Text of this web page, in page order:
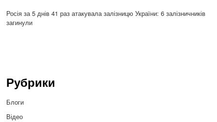
Росія за 5 днів 41 раз атакувала залізницю України: 6 залізничників
загинули
Рубрики
Блоги
Відео